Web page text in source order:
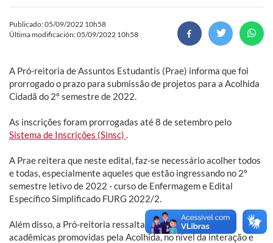
Publicado: 05/09/2022 10h58
Última modificación: 05/09/2022 10h58
A Pró-reitoria de Assuntos Estudantis (Prae) informa que foi
prorrogado o prazo para submissão de projetos para a Acolhida
Cidadã do 2º semestre de 2022.
As inscrições foram prorrogadas até 8 de setembro pelo
Sistema de Inscrições (Sinsc)
A Prae reitera que neste edital, faz-se necessário acolher todos
e todas, especialmente aqueles que estão ingressando no 2º
semestre letivo de 2022 - curso de Enfermagem e Edital
Específico Simplificado FURG 2022/2.
Além disso, a Pró-reitoria ressalta que as experiências
acadêmicas promovidas pela Acolhida, no nível da interação e